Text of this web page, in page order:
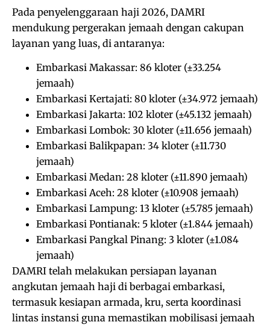
Pada penyelenggaraan haji 2026, DAMRI
mendukung pergerakan jemaah dengan cakupan
layanan yang luas, di antaranya:
Embarkasi Makassar: 86 kloter (±33.254
jemaah)
Embarkasi Kertajati: 80 kloter (±34.972 jemaah)
Embarkasi Jakarta: 102 kloter (±45.132 jemaah)
Embarkasi Lombok: 30 kloter (±11.656 jemaah)
Embarkasi Balikpapan: 34 kloter (±11.730
jemaah)
Embarkasi Medan: 28 kloter (±11.890 jemaah)
Embarkasi Aceh: 28 kloter (±10.908 jemaah)
Embarkasi Lampung: 13 kloter (±5.785 jemaah)
Embarkasi Pontianak: 5 kloter (±1.844 jemaah)
Embarkasi Pangkal Pinang: 3 kloter (±1.084
jemaah)
DAMRI telah melakukan persiapan layanan
angkutan jemaah haji di berbagai embarkasi,
termasuk kesiapan armada, kru, serta koordinasi
lintas instansi guna memastikan mobilisasi jemaah